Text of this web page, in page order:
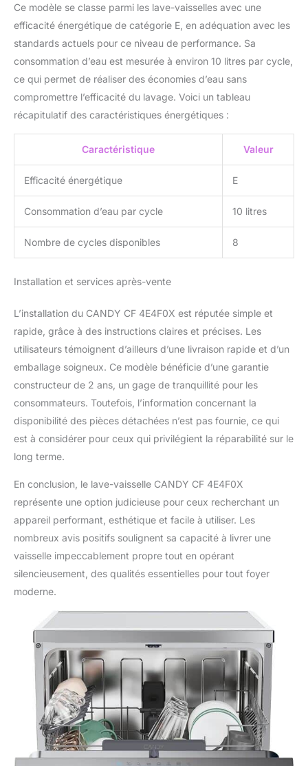
Ce modèle se classe parmi les lave-vaisselles avec une
efficacité énergétique de catégorie E, en adéquation avec les
standards actuels pour ce niveau de performance. Sa
consommation d’eau est mesurée à environ 10 litres par cycle,
ce qui permet de réaliser des économies d’eau sans
compromettre l’efficacité du lavage. Voici un tableau
récapitulatif des caractéristiques énergétiques :
Caractéristique Valeur
Efficacité énergétique E
Consommation d’eau par cycle 10 litres
Nombre de cycles disponibles 8
Installation et services après-vente
L’installation du CANDY CF 4E4F0X est réputée simple et
rapide, grâce à des instructions claires et précises. Les
utilisateurs témoignent d’ailleurs d’une livraison rapide et d’un
emballage soigneux. Ce modèle bénéficie d’une garantie
constructeur de 2 ans, un gage de tranquillité pour les
consommateurs. Toutefois, l’information concernant la
disponibilité des pièces détachées n’est pas fournie, ce qui
est à considérer pour ceux qui privilégient la réparabilité sur le
long terme.
En conclusion, le lave-vaisselle CANDY CF 4E4F0X
représente une option judicieuse pour ceux recherchant un
appareil performant, esthétique et facile à utiliser. Les
nombreux avis positifs soulignent sa capacité à livrer une
vaisselle impeccablement propre tout en opérant
silencieusement, des qualités essentielles pour tout foyer
moderne.